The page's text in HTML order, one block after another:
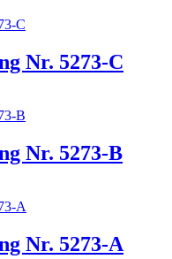
Nr. 5273-C
Nr. 5273-B
Nr. 5273-A